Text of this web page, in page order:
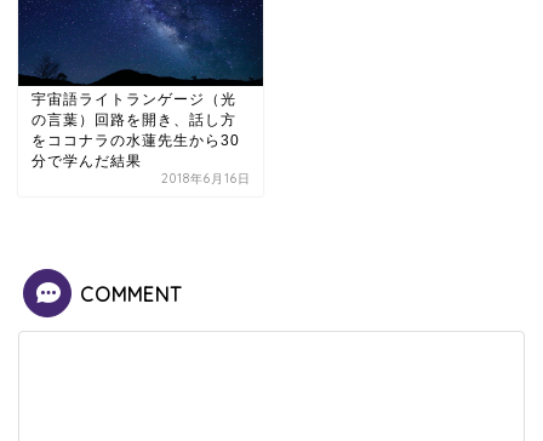
宇宙語ライトランゲージ（光
の言葉）回路を開き、話し方
をココナラの水蓮先生から30
分で学んだ結果
2018年6月16日
COMMENT